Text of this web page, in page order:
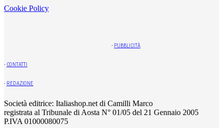
Cookie Policy
- PUBBLICITÀ
- CONTATTI
- REDAZIONE
Società editrice: Italiashop.net di Camilli Marco
registrata al Tribunale di Aosta N° 01/05 del 21 Gennaio 2005
P.IVA 01000080075